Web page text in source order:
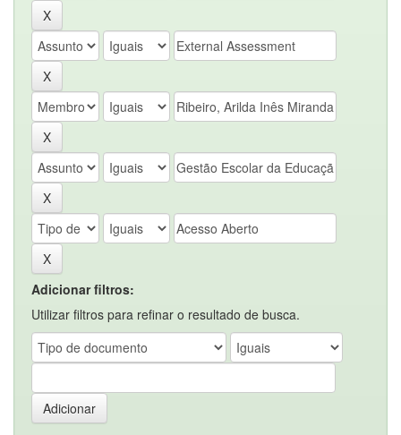
Adicionar filtros:
Utilizar filtros para refinar o resultado de busca.